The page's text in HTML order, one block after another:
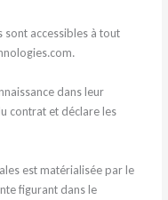
sont accessibles à tout
dans leur
contrat et déclare les
est matérialisée par le
figurant dans le